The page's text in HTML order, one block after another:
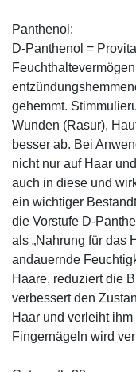
Panthenol:
D-Panthenol =
gehemmt.
Wunden (Rasur),
besser ab. Bei
nicht nur auf Haar
auch in diese und
ein wichtiger
die Vorstufe D-
als „Nahrung für das
andauernde
Haare, reduziert die
verbessert den
Haar und verleiht
Fingernägeln wird